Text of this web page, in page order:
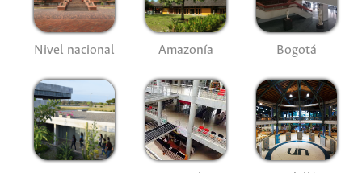
Nivel nacional Amazonía Bogotá